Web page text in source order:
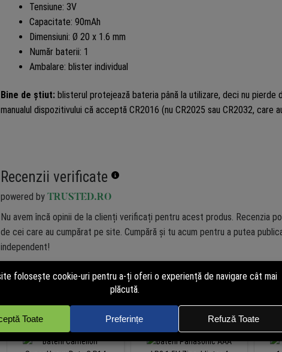
Tensiune: 3V
Capacitate: 90mAh
Dimensiuni: Ø 20 x 1.6 mm
Număr baterii: 1
Ambalare: blister individual
Bine de știut:blisterul protejează bateria până la utilizare, deci nu
manualul dispozitivului că acceptă CR2016 (nu CR2025 sau CR2032, care
Recenzii verificate
powered by TRUSTED.RO
Nu avem încă opinii de la clienți verificați pentru acest produs. Recenzia
de cei care au cumpărat pe site. Cumpără și tu acum pentru a putea
independent!